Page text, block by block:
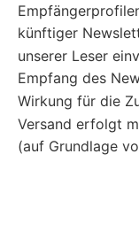
künftiger
unserer Leser
Empfang des
Wirkung für die
Versand erfolgt
(auf Grundlage